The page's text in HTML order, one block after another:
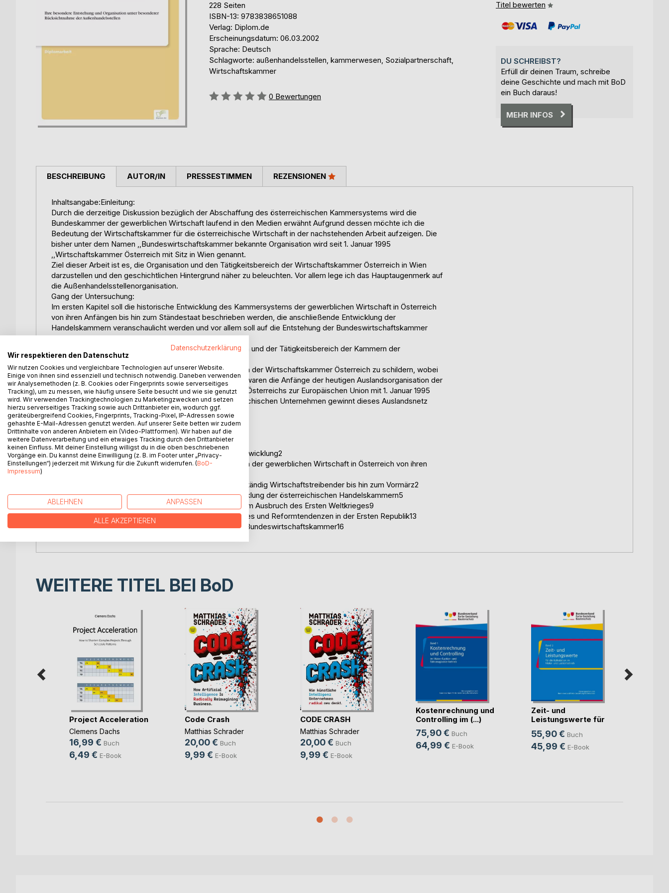
228 Seiten
ISBN-13: 9783838651088
Verlag: Diplom.de
Erscheinungsdatum: 06.03.2002
Sprache: Deutsch
Schlagworte: außenhandelsstellen, kammerwesen, Sozialpartnerschaft,
Wirtschaftskammer
Bewertung::
0 Bewertungen
Titel bewerten
DU SCHREIBST?
Erfüll dir deinen Traum, schreibe
deine Geschichte und mach mit BoD
ein Buch daraus!
MEHR INFOS
BESCHREIBUNG
Inhaltsangabe:Einleitung:
Durch die derzeitige Diskussion bezüglich der Abschaffung des österreichischen Kammersystems wird die
Bundeskammer der gewerblichen Wirtschaft laufend in den Medien erwähnt Aufgrund dessen möchte ich die
Bedeutung der Wirtschaftskammer für die österreichische Wirtschaft in der nachstehenden Arbeit aufzeigen. Die
bisher unter dem Namen ,,Bundeswirtschaftskammer bekannte Organisation wird seit 1. Januar 1995
,,Wirtschaftskammer Österreich mit Sitz in Wien genannt.
Ziel dieser Arbeit ist es, die Organisation und den Tätigkeitsbereich der Wirtschaftskammer Österreich in Wien
darzustellen und den geschichtlichen Hintergrund näher zu beleuchten. Vor allem lege ich das Hauptaugenmerk auf
die Außenhandelsstellenorganisation.
Gang der Untersuchung:
Im ersten Kapitel soll die historische Entwicklung des Kammersystems der gewerblichen Wirtschaft in Österreich
von ihren Anfängen bis hin zum Ständestaat beschrieben werden, die anschließende Entwicklung der
Handelskammern veranschaulicht werden und vor allem soll auf die Entstehung der Bundeswirtschaftskammer
eingegangen werden.
Im nachstehenden Abschnitt wird die heutige Organisation und der Tätigkeitsbereich der Kammern der
gewerblichen Wirtschaft vorgestellt.
Im Anschluss daran versuche ich die Auslandsorganisation der Wirtschaftskammer Österreich zu schildern, wobei
die Jahre 1946-49 näher beschrieben werden, denn dies waren die Anfänge der heutigen Auslandsorganisation der
Wirtschaftskammer Österreich. Gerade durch den Betritt Österreichs zur Europäischen Union mit 1. Januar 1995
sowie der zunehmenden Internationalisierung der österreichischen Unternehmen gewinnt dieses Auslandsnetz
immer mehr an Bedeutung.
Inhaltsverzeichnis:Inhaltsverzeichnis:
1.Einleitung1
2.Die Wirtschaftskammer Österreich - Ihre historische Entwicklung2
2.1Freie und genossenschaftliche lnteressensvertretungen der gewerblichen Wirtschaft in Österreich von ihren
2.1.1Die ersten Formen von lnteressensvertretungen selbständig Wirtschaftstreibender bis hin zum Vormärz2
2.1.2Das Jahr 1848 und seine Auswirkungen für die Entwicklung der österreichischen Handelskammern5
2.1.3Vom Bestehen der konstitutionellen Monarchie bis zum Ausbruch des Ersten Weltkrieges9
2.1.4Übergangsregelungen während des Ersten Weltkrieges und Reformtendenzen in der Ersten Republik13
2.1.5Ständestaat und Anschluss 1938: Das Entstehen der Bundeswirtschaftskammer16
AUTOR/IN PRESSESTIMMEN REZENSIONEN
WEITERE TITEL BEI BoD
Project Acceleration
Clemens Dachs
16,99 € Buch
6,49 € E-Book
Code Crash
Matthias Schrader
20,00 € Buch
9,99 € E-Book
CODE CRASH
Matthias Schrader
20,00 € Buch
9,99 € E-Book
Kostenrechnung und
Controlling im (...)
75,90 € Buch
64,99 € E-Book
Zeit- und
Leistungswerte für
die K(...)
55,90 € Buch
45,99 € E-Book
Datenschutzerklärung
Wir respektieren den Datenschutz
Wir nutzen Cookies und vergleichbare Technologien auf unserer Website.
Einige von ihnen sind essenziell und technisch notwendig. Daneben verwenden
wir Analysemethoden (z. B. Cookies oder Fingerprints sowie serverseitiges
Tracking), um zu messen, wie häufig unsere Seite besucht und wie sie genutzt
wird. Wir verwenden Trackingtechnologien zu Marketingzwecken und setzen
hierzu serverseitiges Tracking sowie auch Drittanbieter ein, wodurch ggf.
geräteübergreifend Cookies, Fingerprints, Tracking-Pixel, IP-Adressen sowie
gehashte E-Mail-Adressen genutzt werden. Auf unserer Seite betten wir zudem
Drittinhalte von anderen Anbietern ein (Video-Plattformen). Wir haben auf die
weitere Datenverarbeitung und ein etwaiges Tracking durch den Drittanbieter
keinen Einfluss. Mit deiner Einstellung willigst du in die oben beschriebenen
Vorgänge ein. Du kannst deine Einwilligung (z. B. im Footer unter „Privacy-
Einstellungen“) jederzeit mit Wirkung für die Zukunft widerrufen. (BoD-
Impressum)
ABLEHNEN ANPASSEN
ALLE AKZEPTIEREN